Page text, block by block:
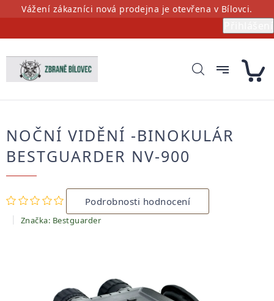
PřejítVážení zákazníci nová prodejna je otevřena v Bílovci.
NOČNÍ VIDĚNÍ -BINOKULÁR
BESTGUARDER NV-900
Průměrné
hodnocení
produktu
je
Podrobnosti hodnocení
Značka: Bestguarder